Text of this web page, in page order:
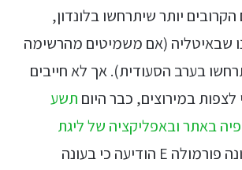
יותר שיתרחשו בלונדון,
שבאיטליה (אם משמיטים מהרשימה
בערב הסעודית). אך לא חייבים
במירוצים, כבר היום תשע
באתר ובאפליקציה של ליגת
, ולאחרונה פורמולה E הודיעה כי בעונה